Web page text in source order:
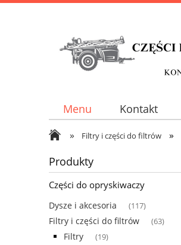
Menu Kontakt
» Filtry i części do filtrów »
Produkty
Części do opryskiwaczy
Dysze i akcesoria (117)
Filtry i części do filtrów (63)
Filtry (19)